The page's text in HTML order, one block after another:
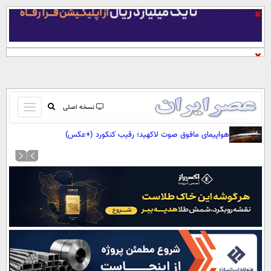
نسخه اصلی
باز
و
کردن
صفحه اول
آرشیو
نظرسنجی
آب و هوا
اوقات شرعی
سواد زندگی
هواپیمای مافوق صوت لاکهید؛ رقیب کنکورد (+عکس)